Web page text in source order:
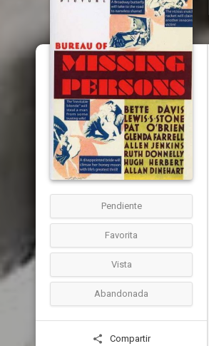
Pendiente
Favorita
Vista
Abandonada
Compartir